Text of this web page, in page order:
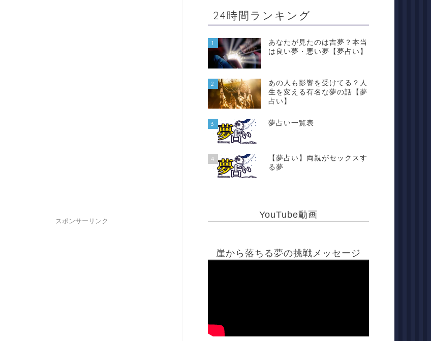
スポンサーリンク
24時間ランキング
1
あなたが見たのは吉夢？本当
は良い夢・悪い夢【夢占い】
2
あの人も影響を受けてる？人
生を変える有名な夢の話【夢
占い】
3 夢占い一覧表
4
【夢占い】両親がセックスす
る夢
YouTube動画
崖から落ちる夢の挑戦メッセージ